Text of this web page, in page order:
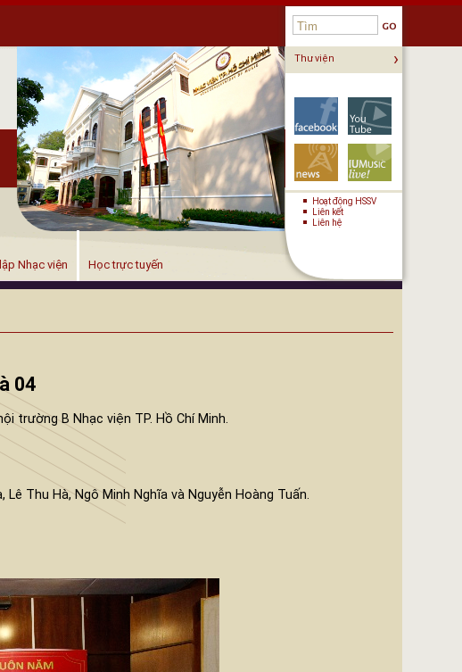
Nhạc viện Học trực tuyến
04
trường B Nhạc viện TP. Hồ Chí Minh.
Thu Hà, Ngô Minh Nghĩa và Nguyễn Hoàng Tuấn.
Thư viện ›
KẾT NỐI
Hoạt động HSSV
Liên kết
Liên hệ